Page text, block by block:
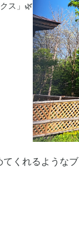
ス」🌿
くれるようなブ